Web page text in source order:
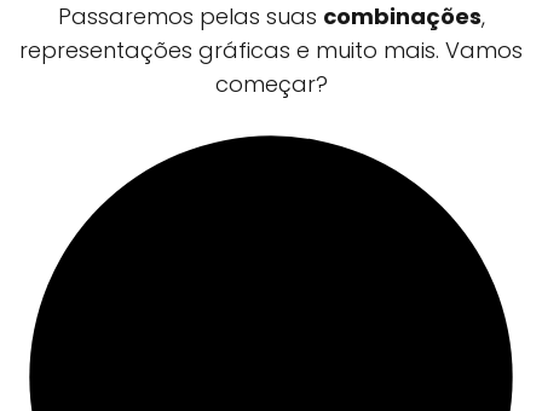
Passaremos pelas suas combinações,
representações gráficas e muito mais. Vamos
começar?